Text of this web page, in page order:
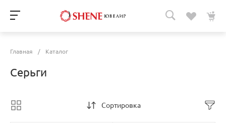
Главная / Каталог
Серьги
Сортировка